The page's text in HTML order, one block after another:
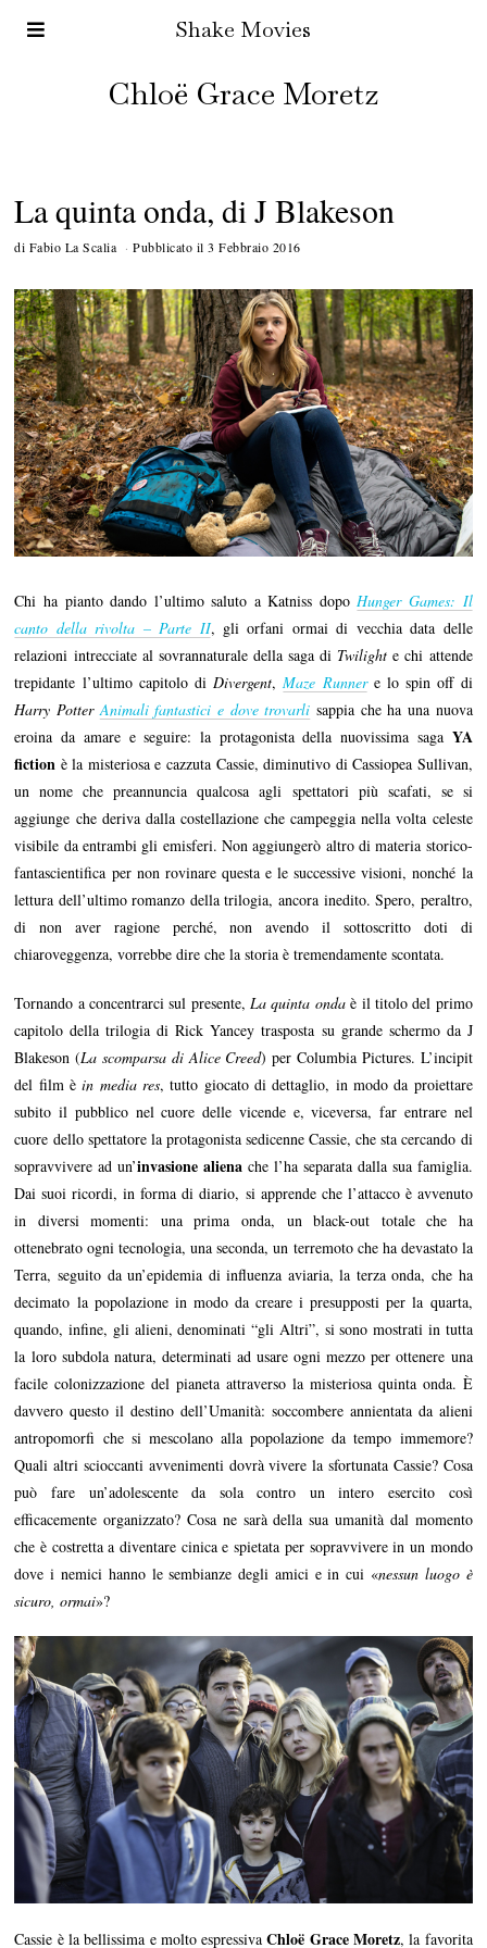
Shake Movies
Chloë Grace Moretz
La quinta onda, di J Blakeson
di Fabio La Scalia Pubblicato il 3 Febbraio 2016
Chi ha pianto dando l’ultimo saluto a Katniss dopoHunger Games: Il
canto della rivolta – Parte II, gli orfani ormai di vecchia data delle
relazioni intrecciate al sovrannaturale della saga di Twilight e chi attende
trepidante l’ultimo capitolo diDivergent,Maze Runnere lo spin off di
Harry Potter Animali fantastici e dove trovarli sappia che ha una nuova
eroina da amare e seguire: la protagonista della nuovissima saga YA
fiction è la misteriosa e cazzuta Cassie, diminutivo di Cassiopea Sullivan,
un nome che preannuncia qualcosa agli spettatori più scafati, se si
aggiunge che deriva dalla costellazione che campeggia nella volta celeste
visibile da entrambi gli emisferi. Non aggiungerò altro di materia storico-
fantascientifica per non rovinare questa e le successive visioni, nonché la
lettura dell’ultimo romanzo della trilogia, ancora inedito. Spero, peraltro,
di non aver ragione perché, non avendo il sottoscritto doti di
chiaroveggenza, vorrebbe dire che la storia è tremendamente scontata.
Tornando a concentrarci sul presente,La quinta ondaè il titolo del primo
capitolo della trilogia di Rick Yancey trasposta su grande schermo da J
Blakeson (La scomparsa di Alice Creed) per Columbia Pictures. L’incipit
del film èin media res, tutto giocato di dettaglio, in modo da proiettare
subito il pubblico nel cuore delle vicende e, viceversa, far entrare nel
cuore dello spettatore la protagonista sedicenne Cassie, che sta cercando di
sopravvivere ad un’invasione aliena che l’ha separata dalla sua famiglia.
Dai suoi ricordi, in forma di diario, si apprende che l’attacco è avvenuto
in diversi momenti: una prima onda, un black-out totale che ha
ottenebrato ogni tecnologia, una seconda, un terremoto che ha devastato la
Terra, seguito da un’epidemia di influenza aviaria, la terza onda, che ha
decimato la popolazione in modo da creare i presupposti per la quarta,
quando, infine, gli alieni, denominati “gli Altri”, si sono mostrati in tutta
la loro subdola natura, determinati ad usare ogni mezzo per ottenere una
facile colonizzazione del pianeta attraverso la misteriosa quinta onda. È
davvero questo il destino dell’Umanità: soccombere annientata da alieni
antropomorfi che si mescolano alla popolazione da tempo immemore?
Quali altri scioccanti avvenimenti dovrà vivere la sfortunata Cassie? Cosa
può fare un’adolescente da sola contro un intero esercito così
efficacemente organizzato? Cosa ne sarà della sua umanità dal momento
che è costretta a diventare cinica e spietata per sopravvivere in un mondo
dove i nemici hanno le sembianze degli amici e in cui «nessun luogo è
sicuro, ormai»?
Cassie è la bellissima e molto espressivaChloë Grace Moretz, la favorita